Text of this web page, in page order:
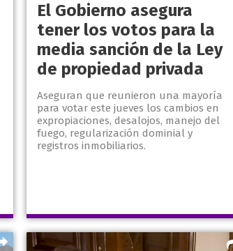
El Gobierno asegura
tener los votos para la
media sanción de la Ley
de propiedad privada
Aseguran que reunieron una mayoría
para votar este jueves los cambios en
expropiaciones, desalojos, manejo del
fuego, regularización dominial y
registros inmobiliarios.